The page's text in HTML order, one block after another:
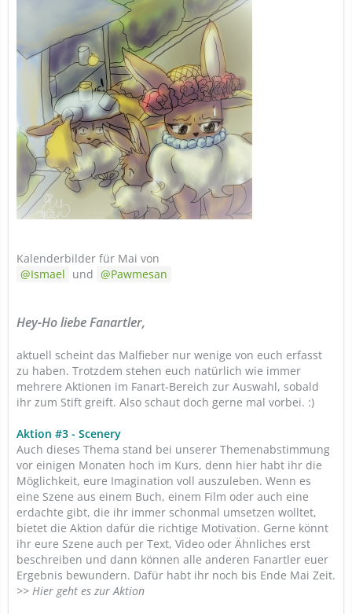
Kalenderbilder für Mai von
Ismael und Pawmesan
Hey-Ho liebe Fanartler,
aktuell scheint das Malfieber nur wenige von euch erfasst
zu haben. Trotzdem stehen euch natürlich wie immer
mehrere Aktionen im Fanart-Bereich zur Auswahl, sobald
ihr zum Stift greift. Also schaut doch gerne mal vorbei. :)
Aktion #3 - Scenery
Auch dieses Thema stand bei unserer Themenabstimmung
vor einigen Monaten hoch im Kurs, denn hier habt ihr die
Möglichkeit, eure Imagination voll auszuleben. Wenn es
eine Szene aus einem Buch, einem Film oder auch eine
erdachte gibt, die ihr immer schonmal umsetzen wolltet,
bietet die Aktion dafür die richtige Motivation. Gerne könnt
ihr eure Szene auch per Text, Video oder Ähnliches erst
beschreiben und dann können alle anderen Fanartler euer
Ergebnis bewundern. Dafür habt ihr noch bis Ende Mai Zeit.
>> Hier geht es zur Aktion